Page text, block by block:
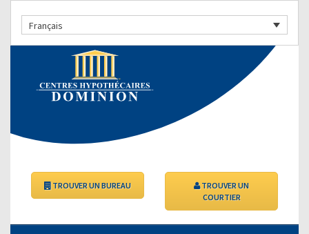
Français
TROUVER UN BUREAU
TROUVER UN
COURTIER